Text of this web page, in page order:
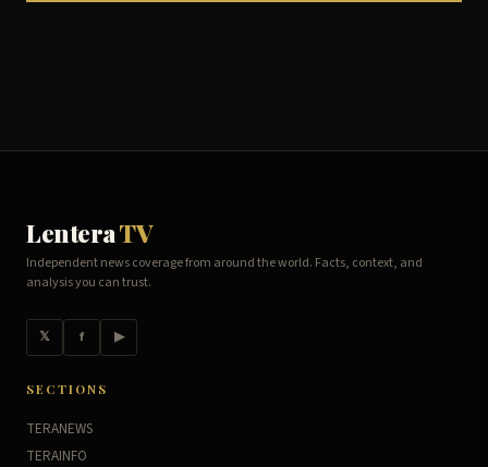
LenteraTV
Independent news coverage from around the world. Facts, context, and
analysis you can trust.
𝕏 f ▶
SECTIONS
TERANEWS
TERAINFO